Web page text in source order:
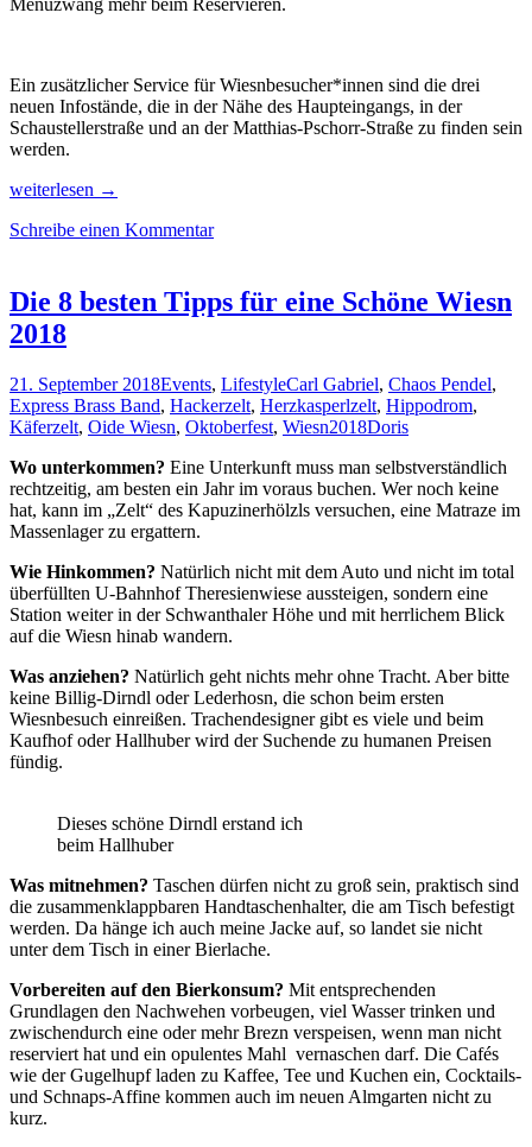
Menüzwang mehr beim Reservieren.
Ein zusätzlicher Service für Wiesnbesucher*innen sind die drei
neuen Infostände, die in der Nähe des Haupteingangs, in der
Schaustellerstraße und an der Matthias-Pschorr-Straße zu finden sein
werden.
Neues
Oktoberfest
neue
Wiesn-
Krug
weiterlesen →
Schreibe einen Kommentar
Die 8 besten Tipps für eine Schöne Wiesn
2018
21. September 2018Events, LifestyleCarl Gabriel, Chaos Pendel,
Express Brass Band, Hackerzelt, Herzkasperlzelt, Hippodrom,
Käferzelt, Oide Wiesn, Oktoberfest, Wiesn2018Doris
Wo unterkommen? Eine Unterkunft muss man selbstverständlich
rechtzeitig, am besten ein Jahr im voraus buchen. Wer noch keine
hat, kann im „Zelt“ des Kapuzinerhölzls versuchen, eine Matraze im
Massenlager zu ergattern.
Wie Hinkommen? Natürlich nicht mit dem Auto und nicht im total
überfüllten U-Bahnhof Theresienwiese aussteigen, sondern eine
Station weiter in der Schwanthaler Höhe und mit herrlichem Blick
auf die Wiesn hinab wandern.
Was anziehen? Natürlich geht nichts mehr ohne Tracht. Aber bitte
keine Billig-Dirndl oder Lederhosn, die schon beim ersten
Wiesnbesuch einreißen. Trachendesigner gibt es viele und beim
Kaufhof oder Hallhuber wird der Suchende zu humanen Preisen
fündig.
Dieses schöne Dirndl erstand ich
beim Hallhuber
Was mitnehmen? Taschen dürfen nicht zu groß sein, praktisch sind
die zusammenklappbaren Handtaschenhalter, die am Tisch befestigt
werden. Da hänge ich auch meine Jacke auf, so landet sie nicht
unter dem Tisch in einer Bierlache.
Vorbereiten auf den Bierkonsum? Mit entsprechenden
Grundlagen den Nachwehen vorbeugen, viel Wasser trinken und
zwischendurch eine oder mehr Brezn verspeisen, wenn man nicht
reserviert hat und ein opulentes Mahl vernaschen darf. Die Cafés
wie der Gugelhupf laden zu Kaffee, Tee und Kuchen ein, Cocktails-
und Schnaps-Affine kommen auch im neuen Almgarten nicht zu
kurz.